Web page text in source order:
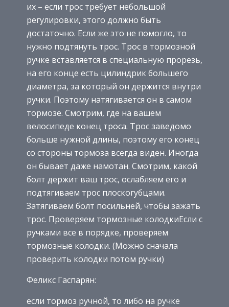
их – если трос требует небольшой
регулировки, этого должно быть
достаточно. Если же это не помогло, то
нужно подтянуть трос. Трос в тормозной
ручке вставляется в специальную прорезь,
на его конце есть цилиндрик большего
диаметра, за который он держится внутри
ручки. Поэтому натягивается он в самом
тормозе. Смотрим, где на вашем
велосипеде конец троса. Трос заведомо
больше нужной длины, поэтому его конец
со стороны тормоза всегда виден. Иногда
он бывает даже намотан. Смотрим, какой
болт держит ваш трос, ослабляем его и
подтягиваем трос плоскогубцами.
Затягиваем болт посильней, чтобы зажать
трос. Проверяем тормозные колодкиЕсли с
ручками все в порядке, проверяем
тормозные колодки. (Можно сначала
проверить колодки потом ручки)
Феликс Гаспарян:
если тормоз ручной, то либо на ручке